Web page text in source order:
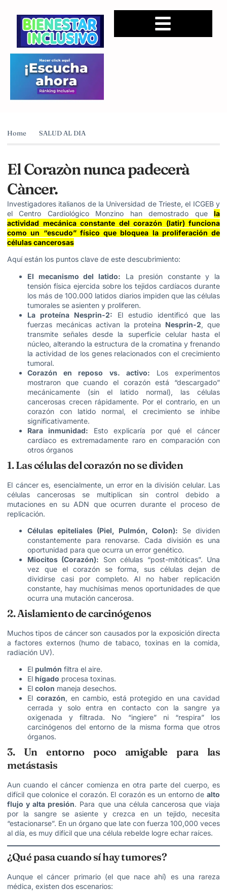
Home SALUD AL DIA
El Corazòn nunca padecerà
Càncer.
Investigadores italianos de la Universidad de Trieste, el ICGEB y
el Centro Cardiológico Monzino han demostrado que la
actividad mecánica constante del corazón (latir) funciona
como un “escudo” físico que bloquea la proliferación de
células cancerosas
Aquí están los puntos clave de este descubrimiento:
El mecanismo del latido: La presión constante y la
tensión física ejercida sobre los tejidos cardíacos durante
los más de 100.000 latidos diarios impiden que las células
tumorales se asienten y proliferen.
La proteína Nesprin-2: El estudio identificó que las
fuerzas mecánicas activan la proteína Nesprin-2, que
transmite señales desde la superficie celular hasta el
núcleo, alterando la estructura de la cromatina y frenando
la actividad de los genes relacionados con el crecimiento
tumoral.
Corazón en reposo vs. activo: Los experimentos
mostraron que cuando el corazón está “descargado”
mecánicamente (sin el latido normal), las células
cancerosas crecen rápidamente. Por el contrario, en un
corazón con latido normal, el crecimiento se inhibe
significativamente.
Rara inmunidad: Esto explicaría por qué el cáncer
cardíaco es extremadamente raro en comparación con
otros órganos
1. Las células del corazón no se dividen
El cáncer es, esencialmente, un error en la división celular. Las
células cancerosas se multiplican sin control debido a
mutaciones en su ADN que ocurren durante el proceso de
replicación.
Células epiteliales (Piel, Pulmón, Colon): Se dividen
constantemente para renovarse. Cada división es una
oportunidad para que ocurra un error genético.
Miocitos (Corazón): Son células “post-mitóticas”. Una
vez que el corazón se forma, sus células dejan de
dividirse casi por completo. Al no haber replicación
constante, hay muchísimas menos oportunidades de que
ocurra una mutación cancerosa.
2. Aislamiento de carcinógenos
Muchos tipos de cáncer son causados por la exposición directa
a factores externos (humo de tabaco, toxinas en la comida,
radiación UV).
El pulmón filtra el aire.
El hígado procesa toxinas.
El colon maneja desechos.
El corazón, en cambio, está protegido en una cavidad
cerrada y solo entra en contacto con la sangre ya
oxigenada y filtrada. No “ingiere” ni “respira” los
carcinógenos del entorno de la misma forma que otros
órganos.
3. Un entorno poco amigable para las
metástasis
Aun cuando el cáncer comienza en otra parte del cuerpo, es
difícil que colonice el corazón. El corazón es un entorno de alto
flujo y alta presión. Para que una célula cancerosa que viaja
por la sangre se asiente y crezca en un tejido, necesita
“estacionarse”. En un órgano que late con fuerza 100,000 veces
al día, es muy difícil que una célula rebelde logre echar raíces.
¿Qué pasa cuando sí hay tumores?
Aunque el cáncer primario (el que nace ahí) es una rareza
médica, existen dos escenarios: